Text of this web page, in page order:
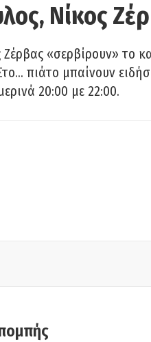
Νίκος
«σερβίρουν» το
πιάτο μπαίνουν
20:00 με 22:00.